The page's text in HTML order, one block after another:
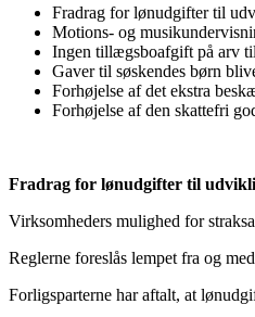
Fradrag for lønudgifter til
Motions- og
Ingen tillægsboafgift på arv
Gaver til søskendes børn
Forhøjelse af det ekstra
Forhøjelse af den skattefri
Fradrag for lønudgifter til
Virksomheders mulighed for
Reglerne foreslås lempet fra og
Forligsparterne har aftalt, at